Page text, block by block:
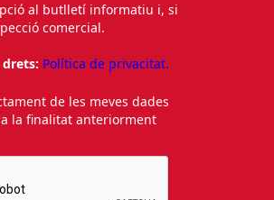
al butlletí informatiu i, si
comercial.
Política de privacitat.
de les meves dades
la finalitat anteriorment